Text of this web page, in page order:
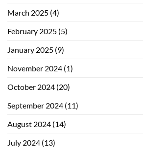
March 2025 (4)
February 2025 (5)
January 2025 (9)
November 2024 (1)
October 2024 (20)
September 2024 (11)
August 2024 (14)
July 2024 (13)